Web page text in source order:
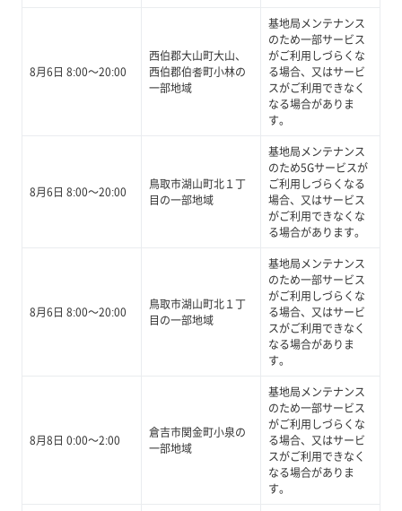
8月6日 8:00～20:00
西伯郡大山町大山、
西伯郡伯耆町小林の
一部地域
基地局メンテナンス
のため一部サービス
がご利用しづらくな
る場合、又はサービ
スがご利用できなく
なる場合がありま
す。
8月6日 8:00～20:00
鳥取市湖山町北１丁
目の一部地域
基地局メンテナンス
のため5Gサービスが
ご利用しづらくなる
場合、又はサービス
がご利用できなくな
る場合があります。
8月6日 8:00～20:00
鳥取市湖山町北１丁
目の一部地域
基地局メンテナンス
のため一部サービス
がご利用しづらくな
る場合、又はサービ
スがご利用できなく
なる場合がありま
す。
8月8日 0:00～2:00
倉吉市関金町小泉の
一部地域
基地局メンテナンス
のため一部サービス
がご利用しづらくな
る場合、又はサービ
スがご利用できなく
なる場合がありま
す。